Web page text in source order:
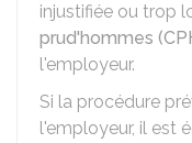
injustifiée ou trop
prud'hommes
l'employeur.
Si la procédure
l'employeur, il est